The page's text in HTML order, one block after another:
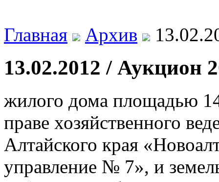
Главная Архив
13.02.2012 / Аукцион
жилого дома площадью
праве хозяйственного
Алтайского края
управление № 7», и